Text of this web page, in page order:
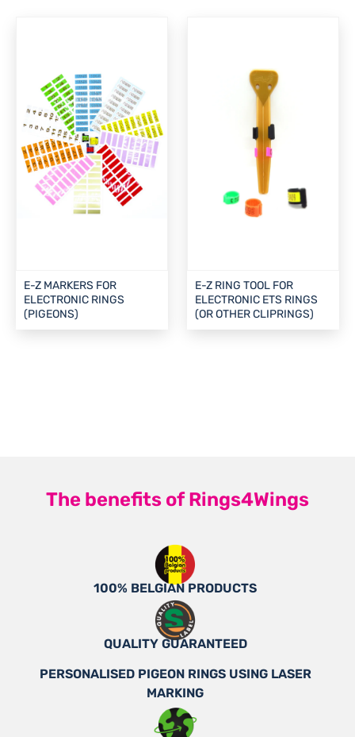
E-Z MARKERS FOR
ELECTRONIC RINGS
(PIGEONS)
E-Z RING TOOL FOR
ELECTRONIC ETS RINGS
(OR OTHER CLIPRINGS)
The benefits of Rings4Wings
100% BELGIAN PRODUCTS
QUALITY GUARANTEED
PERSONALISED PIGEON RINGS USING LASER
MARKING